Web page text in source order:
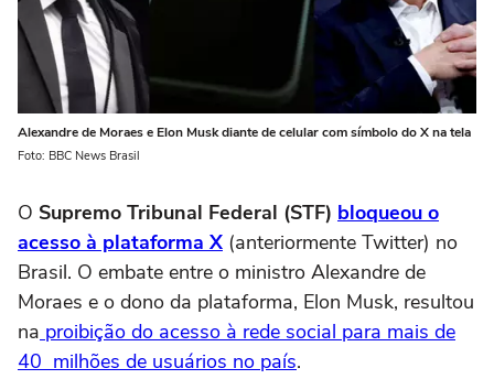
Alexandre de Moraes e Elon Musk diante de celular com símbolo do X na tela
Foto: BBC News Brasil
O Supremo Tribunal Federal (STF) bloqueou o
acesso à plataforma X (anteriormente Twitter) no
Brasil. O embate entre o ministro Alexandre de
Moraes e o dono da plataforma, Elon Musk, resultou
na proibição do acesso à rede social para mais de
40 milhões de usuários no país.